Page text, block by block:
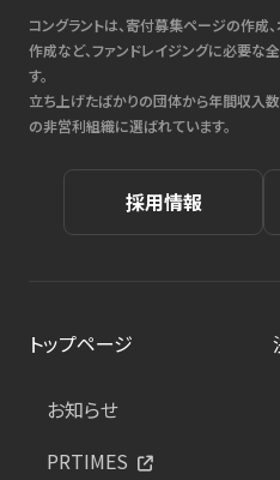
コングラントは、寄付募集ページの作成
作成など、ファンドレイジングに必要な
す。
立ち上げたばかりの団体から年間収入
の非営利組織に選ばれています。
採用情報
トップページ
お知らせ
PRTIMES